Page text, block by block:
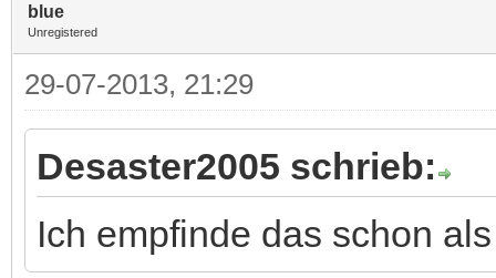
blue
Unregistered
29-07-2013, 21:29
Desaster2005 schrieb:
Ich empfinde das schon